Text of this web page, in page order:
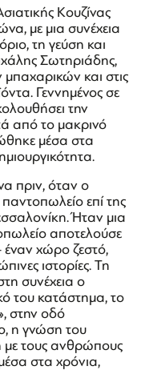
Κουζίνας
με μια συνέχεια
τη γεύση και
Σωτηριάδης,
και στις
Γεννημένος σε
την
από το μακρινό
μέσα στα
πριν, όταν ο
επί της
Ήταν μια
αποτελούσε
έναν χώρο ζεστό,
ιστορίες. Τη
συνέχεια ο
του κατάστημα, το
στην οδό
η γνώση του
με τους ανθρώπους
στα χρόνια,